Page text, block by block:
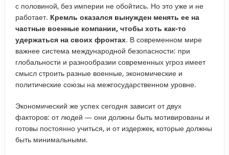
с половиной, без империи не обойтись. Но это уже и не
работает. Кремль оказался вынужден менять ее на
частные военные компании, чтобы хоть как-то
удержаться на своих фронтах. В современном мире
важнее система международной безопасности: при
глобальности и разнообразии современных угроз имеет
смысл строить разные военные, экономические и
политические союзы на межгосударственном уровне.
Экономический же успех сегодня зависит от двух
факторов: от людей — они должны быть мотивированы и
готовы постоянно учиться, и от издержек, которые должны
быть минимальными.